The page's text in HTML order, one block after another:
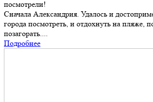
посмотрели!
Сначала Александрия. Удалось и
города посмотреть, и отдохнуть на пляже,
позагорать....
Подробнее